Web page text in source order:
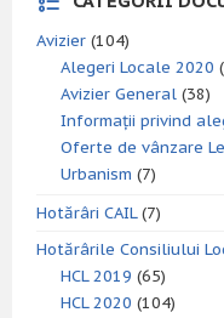
Avizier (104)
Alegeri Locale 2020
Avizier General (38)
Informații privind
Oferte de vânzare
Urbanism (7)
Hotărâri CAIL(7)
Hotărârile Consiliului
HCL 2019 (65)
HCL 2020 (104)